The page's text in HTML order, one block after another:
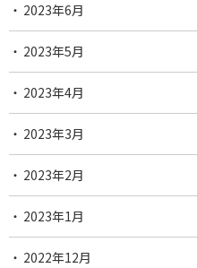
2023年6月
2023年5月
2023年4月
2023年3月
2023年2月
2023年1月
2022年12月